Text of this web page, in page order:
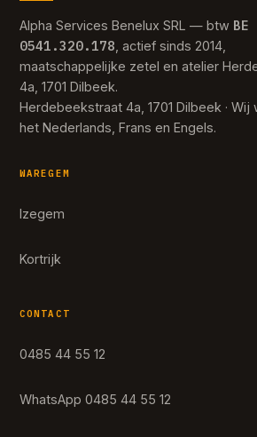
Alpha Services Benelux SRL — btw BE
0541.320.178 , actief sinds 2014,
maatschappelijke zetel en atelier
4a, 1701 Dilbeek.
Herdebeekstraat 4a, 1701 Dilbeek · Wij
het Nederlands, Frans en Engels.
WAREGEM
Izegem
Kortrijk
CONTACT
0485 44 55 12
WhatsApp 0485 44 55 12